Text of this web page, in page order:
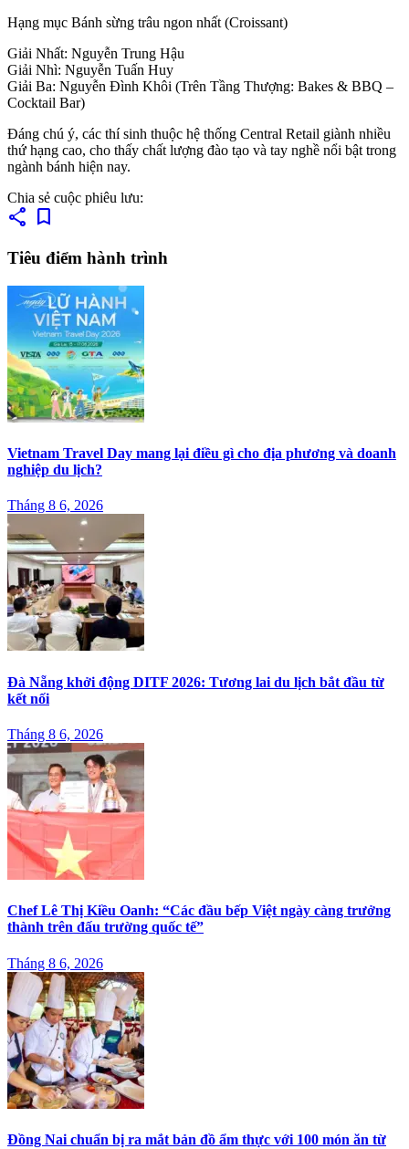
Hạng mục Bánh sừng trâu ngon nhất (Croissant)
Giải Nhất: Nguyễn Trung Hậu
Giải Nhì: Nguyễn Tuấn Huy
Giải Ba: Nguyễn Đình Khôi (Trên Tầng Thượng: Bakes & BBQ –
Cocktail Bar)
Đáng chú ý, các thí sinh thuộc hệ thống Central Retail giành nhiều
thứ hạng cao, cho thấy chất lượng đào tạo và tay nghề nổi bật trong
ngành bánh hiện nay.
Chia sẻ cuộc phiêu lưu:
share bookmark
Tiêu điểm hành trình
Vietnam Travel Day mang lại điều gì cho địa phương và doanh
nghiệp du lịch?
Tháng 8 6, 2026
Đà Nẵng khởi động DITF 2026: Tương lai du lịch bắt đầu từ
kết nối
Tháng 8 6, 2026
Chef Lê Thị Kiều Oanh: “Các đầu bếp Việt ngày càng trưởng
thành trên đấu trường quốc tế”
Tháng 8 6, 2026
Đồng Nai chuẩn bị ra mắt bản đồ ẩm thực với 100 món ăn từ